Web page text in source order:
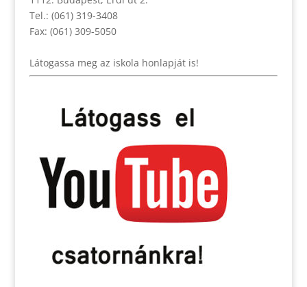
Tel.: (061) 319-3408
Fax: (061) 309-5050
Látogassa meg az iskola honlapját is!